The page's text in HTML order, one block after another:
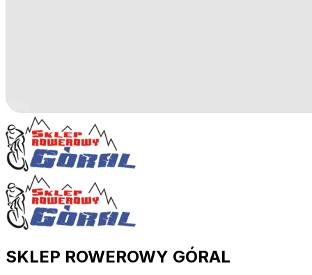
SKLEP ROWEROWY GÓRAL